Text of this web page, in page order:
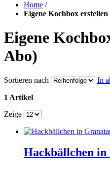
Home /
Eigene Kochbox
Eigene
Abo)
Sortieren nach In
1 Artikel
Zeige
Hackbällchen in